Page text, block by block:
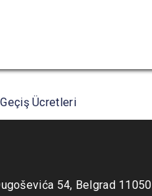
Geçiş Ücretleri
54, Belgrad 11050